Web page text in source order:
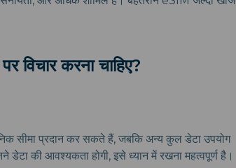
विचार करना चाहिए?
सीमा प्रदान कर सकते हैं, जबकि अन्य कुल डेटा उपयोग
की आवश्यकता होगी, इसे ध्यान में रखना महत्वपूर्ण है।